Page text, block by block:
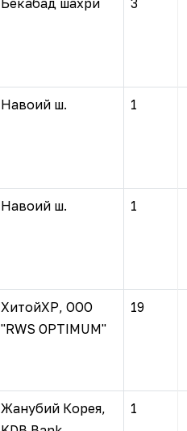
Бекабад шахри 3
Навоий ш. 1
Навоий ш. 1
ХитойХР, OOO
"RWS OPTIMUM"
19
Жанубий Корея,
1